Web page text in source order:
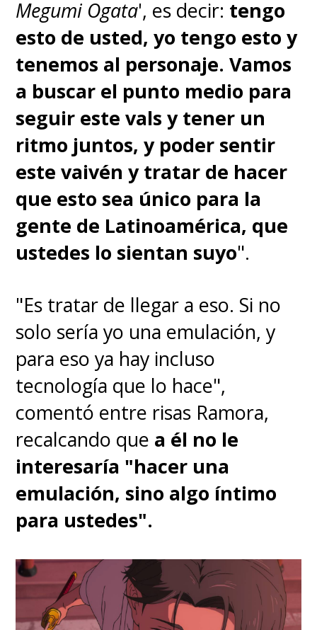
Megumi Ogata', es decir: tengo
esto de usted, yo tengo esto y
tenemos al personaje. Vamos
a buscar el punto medio para
seguir este vals y tener un
ritmo juntos, y poder sentir
este vaivén y tratar de hacer
que esto sea único para la
gente de Latinoamérica, que
ustedes lo sientan suyo".
"Es tratar de llegar a eso. Si no
solo sería yo una emulación, y
para eso ya hay incluso
tecnología que lo hace",
comentó entre risas Ramora,
recalcando que a él no le
interesaría "hacer una
emulación, sino algo íntimo
para ustedes".